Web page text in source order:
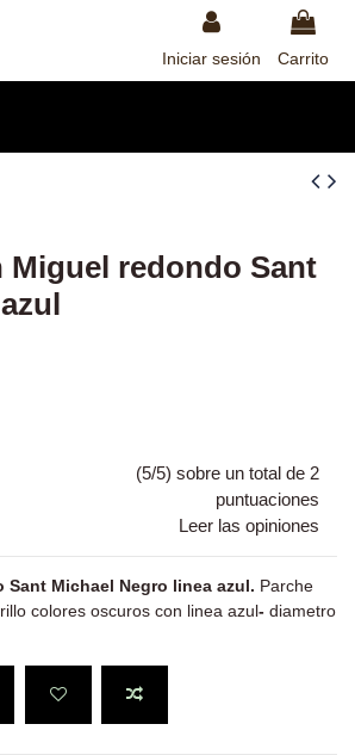
Iniciar sesión Carrito
Miguel redondo Sant
(5/5) sobre un total de 2
puntuaciones
Leer las opiniones
Michael Negro linea azul. Parche
colores oscuros con linea azul-diametro